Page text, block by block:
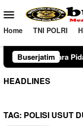
ke
konten
Menu
Mobile
Home TNI POLRI
Buserjatim
HEADLINES
TAG: POLISI USUT